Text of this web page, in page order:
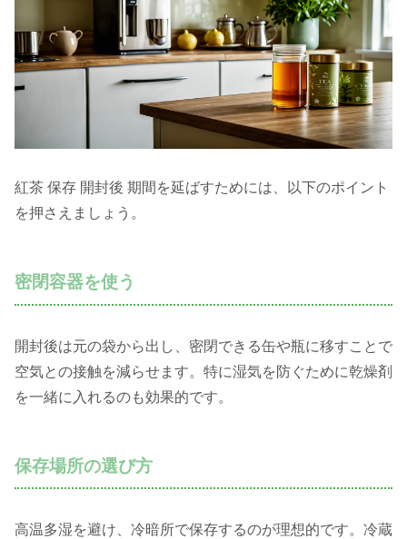
紅茶 保存 開封後 期間を延ばすためには、以下のポイント
を押さえましょう。
密閉容器を使う
開封後は元の袋から出し、密閉できる缶や瓶に移すことで
空気との接触を減らせます。特に湿気を防ぐために乾燥剤
を一緒に入れるのも効果的です。
保存場所の選び方
高温多湿を避け、冷暗所で保存するのが理想的です。冷蔵